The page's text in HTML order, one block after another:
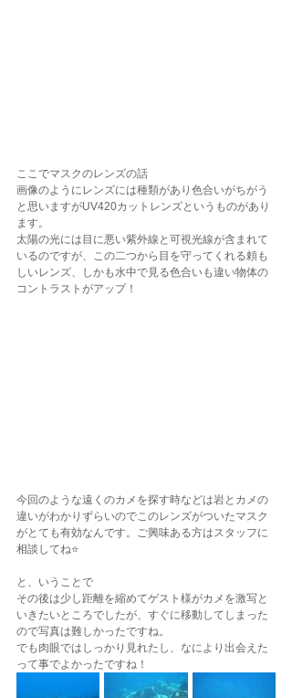
ここでマスクのレンズの話
画像のようにレンズには種類があり色合いがちがう
と思いますがUV420カットレンズというものがあり
ます。
太陽の光には目に悪い紫外線と可視光線が含まれて
いるのですが、この二つから目を守ってくれる頼も
しいレンズ、しかも水中で見る色合いも違い物体の
コントラストがアップ！
今回のような遠くのカメを探す時などは岩とカメの
違いがわかりずらいのでこのレンズがついたマスク
がとても有効なんです。ご興味ある方はスタッフに
相談してね⭐️
と、いうことで
その後は少し距離を縮めてゲスト様がカメを激写と
いきたいところでしたが、すぐに移動してしまった
ので写真は難しかったですね。
でも肉眼ではしっかり見れたし、なにより出会えた
って事でよかったですね！